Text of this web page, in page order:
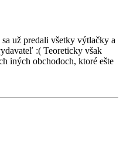
už predali všetky výtlačky a
:( Teoreticky však
iných obchodoch, ktoré ešte